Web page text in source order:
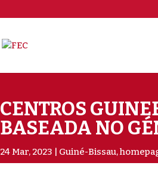
CENTROS
BASEADA NO
24 Mar, 2023 Guiné-Bissau,